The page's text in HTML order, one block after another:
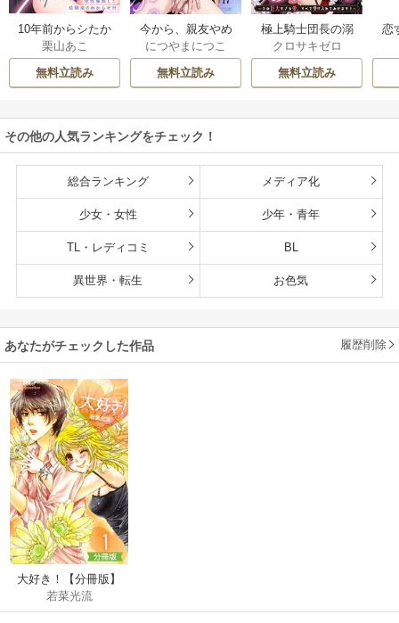
10年前からシたか
った。～理性爆散
した幼馴染のわか
らせＨ
栗山あこ
無料立読み
今から、親友やめ
ようか。～腐れ縁
同僚は甘い快楽で
私を壊す～
につやまにつこ
無料立読み
極上騎士団長の溺
愛調教～その巨大
すぎる愛、すべて
受け入れてみせま
クロサキゼロ
無料立読み
恋
その他の人気ランキングをチェック！
総合ランキング メディア化
少女・女性 少年・青年
TL・レディコミ BL
異世界・転生 お色気
あなたがチェックした作品 履歴削除
大好き！【分冊版】
若菜光流